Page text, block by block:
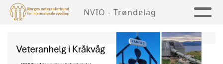
NVIO - Trøndelag